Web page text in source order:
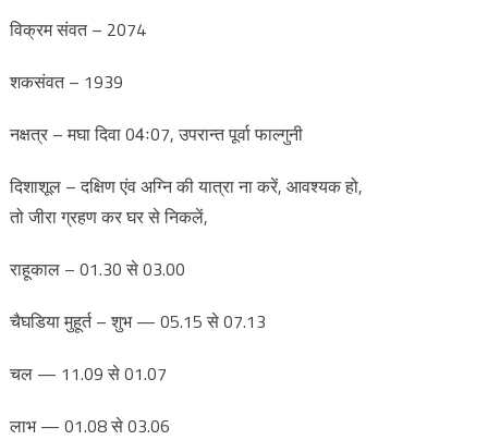
विक्रम संवत – 2074
शकसंवत – 1939
नक्षत्र – मघा दिवा 04ः07, उपरान्त पूर्वा फाल्गुनी
दिशाशूल – दक्षिण एंव अग्नि की यात्रा ना करें, आवश्यक हो,
तो जीरा ग्रहण कर घर से निकलें,
राहूकाल – 01.30 से 03.00
चैघडिया मुहूर्त – शुभ — 05.15 से 07.13
चल — 11.09 से 01.07
लाभ — 01.08 से 03.06